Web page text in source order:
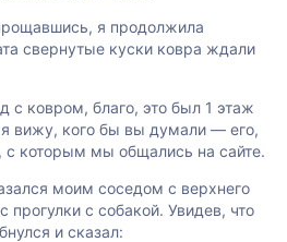
я продолжила
свернутые куски ковра ждали
с ковром, благо, это был 1 этаж
вижу, кого бы вы думали — его,
с которым мы общались на сайте.
моим соседом с верхнего
с собакой. Увидев, что
и сказал: